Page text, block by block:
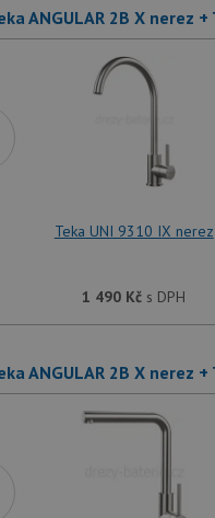
ANGULAR 2B X nerez
Teka UNI 9310 IX nerez
1 490 Kč s DPH
ANGULAR 2B X nerez